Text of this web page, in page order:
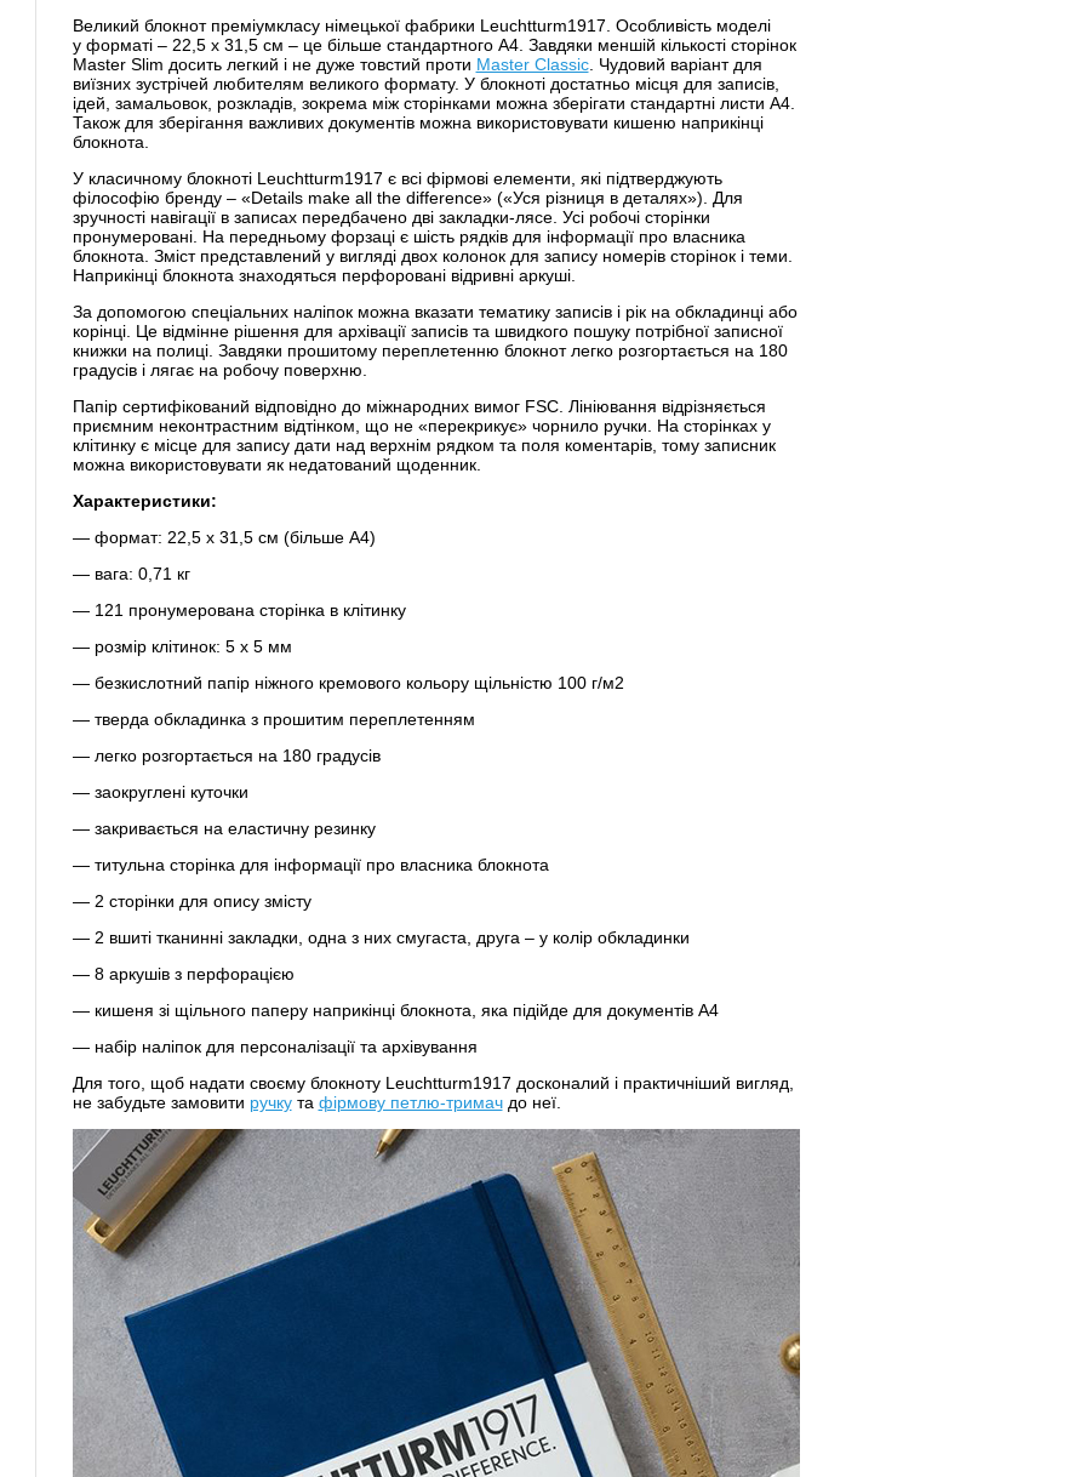
Великий блокнот преміумкласу німецької фабрики Leuchtturm1917. Особливість моделі
у форматі – 22,5 х 31,5 см – це більше стандартного A4. Завдяки меншій кількості сторінок
Master Slim досить легкий і не дуже товстий проти Master Classic. Чудовий варіант для
виїзних зустрічей любителям великого формату. У блокноті достатньо місця для записів,
ідей, замальовок, розкладів, зокрема між сторінками можна зберігати стандартні листи A4.
Також для зберігання важливих документів можна використовувати кишеню наприкінці
блокнота.
У класичному блокноті Leuchtturm1917 є всі фірмові елементи, які підтверджують
філософію бренду – «Details make all the difference» («Уся різниця в деталях»). Для
зручності навігації в записах передбачено дві закладки-лясе. Усі робочі сторінки
пронумеровані. На передньому форзаці є шість рядків для інформації про власника
блокнота. Зміст представлений у вигляді двох колонок для запису номерів сторінок і теми.
Наприкінці блокнота знаходяться перфоровані відривні аркуші.
За допомогою спеціальних наліпок можна вказати тематику записів і рік на обкладинці або
корінці. Це відмінне рішення для архівації записів та швидкого пошуку потрібної записної
книжки на полиці. Завдяки прошитому переплетенню блокнот легко розгортається на 180
градусів і лягає на робочу поверхню.
Папір сертифікований відповідно до міжнародних вимог FSC. Лініювання відрізняється
приємним неконтрастним відтінком, що не «перекрикує» чорнило ручки. На сторінках у
клітинку є місце для запису дати над верхнім рядком та поля коментарів, тому записник
можна використовувати як недатований щоденник.
Характеристики:
— формат: 22,5 х 31,5 см (більше А4)
— вага: 0,71 кг
— 121 пронумерована сторінка в клітинку
— розмір клітинок: 5 х 5 мм
— безкислотний папір ніжного кремового кольору щільністю 100 г/м2
— тверда обкладинка з прошитим переплетенням
— легко розгортається на 180 градусів
— заокруглені куточки
— закривається на еластичну резинку
— титульна сторінка для інформації про власника блокнота
— 2 сторінки для опису змісту
— 2 вшиті тканинні закладки, одна з них смугаста, друга – у колір обкладинки
— 8 аркушів з перфорацією
— кишеня зі щільного паперу наприкінці блокнота, яка підійде для документів А4
— набір наліпок для персоналізації та архівування
Для того, щоб надати своєму блокноту Leuchtturm1917 досконалий і практичніший вигляд,
не забудьте замовити ручкута фірмову петлю-тримачдо неї.